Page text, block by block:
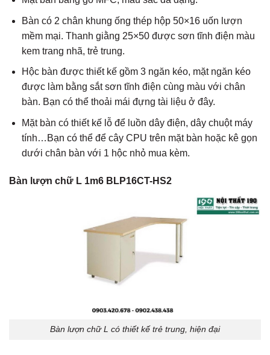
Bàn có 2 chân khung ống thép hộp 50×16 uốn lượn
mềm mại. Thanh giằng 25×50 được sơn tĩnh điện màu
kem trang nhã, trẻ trung.
Hộc bàn được thiết kế gồm 3 ngăn kéo, mặt ngăn kéo
được làm bằng sắt sơn tĩnh điện cùng màu với chân
bàn. Bạn có thể thoải mái đựng tài liệu ở đây.
Mặt bàn có thiết kế lỗ để luồn dây điện, dây chuột máy
tính…Bạn có thể để cây CPU trên mặt bàn hoặc kê gọn
dưới chân bàn với 1 hộc nhỏ mua kèm.
Bàn lượn chữ L 1m6 BLP16CT-HS2
Bàn lượn chữ L có thiết kế trẻ trung, hiện đại